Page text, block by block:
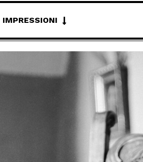
IMPRESSIONI